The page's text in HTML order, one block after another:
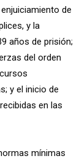
de
y la
años de prisión;
del orden
y el inicio de
en las
mínimas